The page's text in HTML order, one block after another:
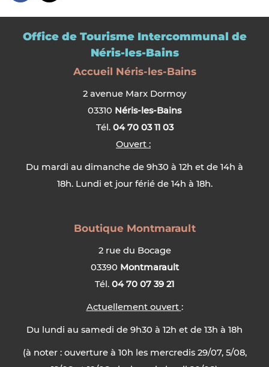
Office de Tourisme Intercommunal de
Néris-les-Bains
Accueil Néris-les-Bains
2 avenue Marx Dormoy
03310 Néris-les-Bains
Tél. 04 70 03 11 03
Ouvert :
Du mardi au dimanche de 9h30 à 12h et de 14h à
18h. Lundi et jour férié de 14h à 18h.
Boutique Montmarault
2 rue du Bocage
03390 Montmarault
Tél. 04 70 07 39 21
Actuellement ouvert :
Du lundi au samedi de 9h30 à 12h et de 13h à 18h
(à noter : ouverture à 10h les mercredis 29/07, 5/08,